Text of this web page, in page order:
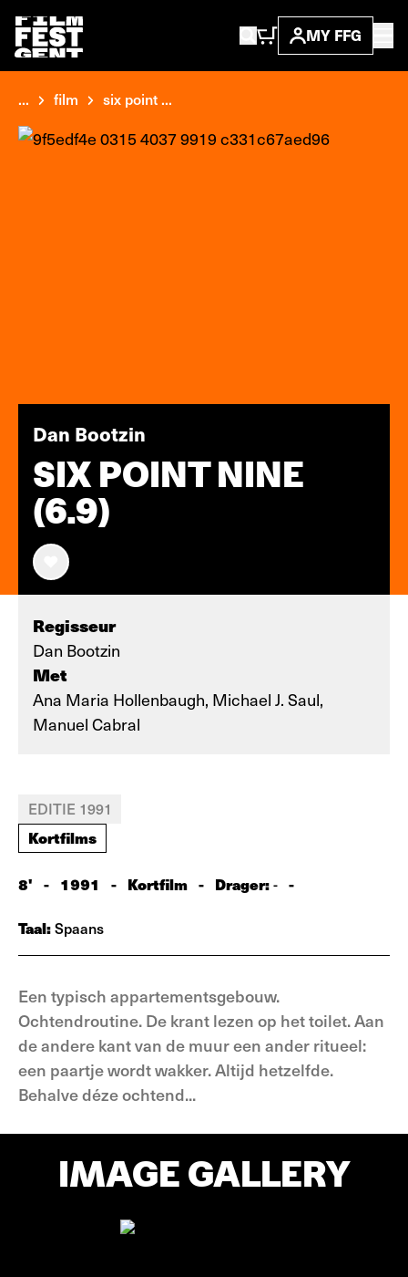
MY FFG
... film six point ...
Dan Bootzin
SIX POINT NINE
(6.9)
Regisseur
Dan Bootzin
Met
Ana Maria Hollenbaugh, Michael J. Saul,
Manuel Cabral
EDITIE 1991
Kortfilms
8' - 1991 - Kortfilm - Drager:- -
Taal:Spaans
Een typisch appartementsgebouw.
Ochtendroutine. De krant lezen op het toilet. Aan
de andere kant van de muur een ander ritueel:
een paartje wordt wakker. Altijd hetzelfde.
Behalve déze ochtend...
IMAGE GALLERY